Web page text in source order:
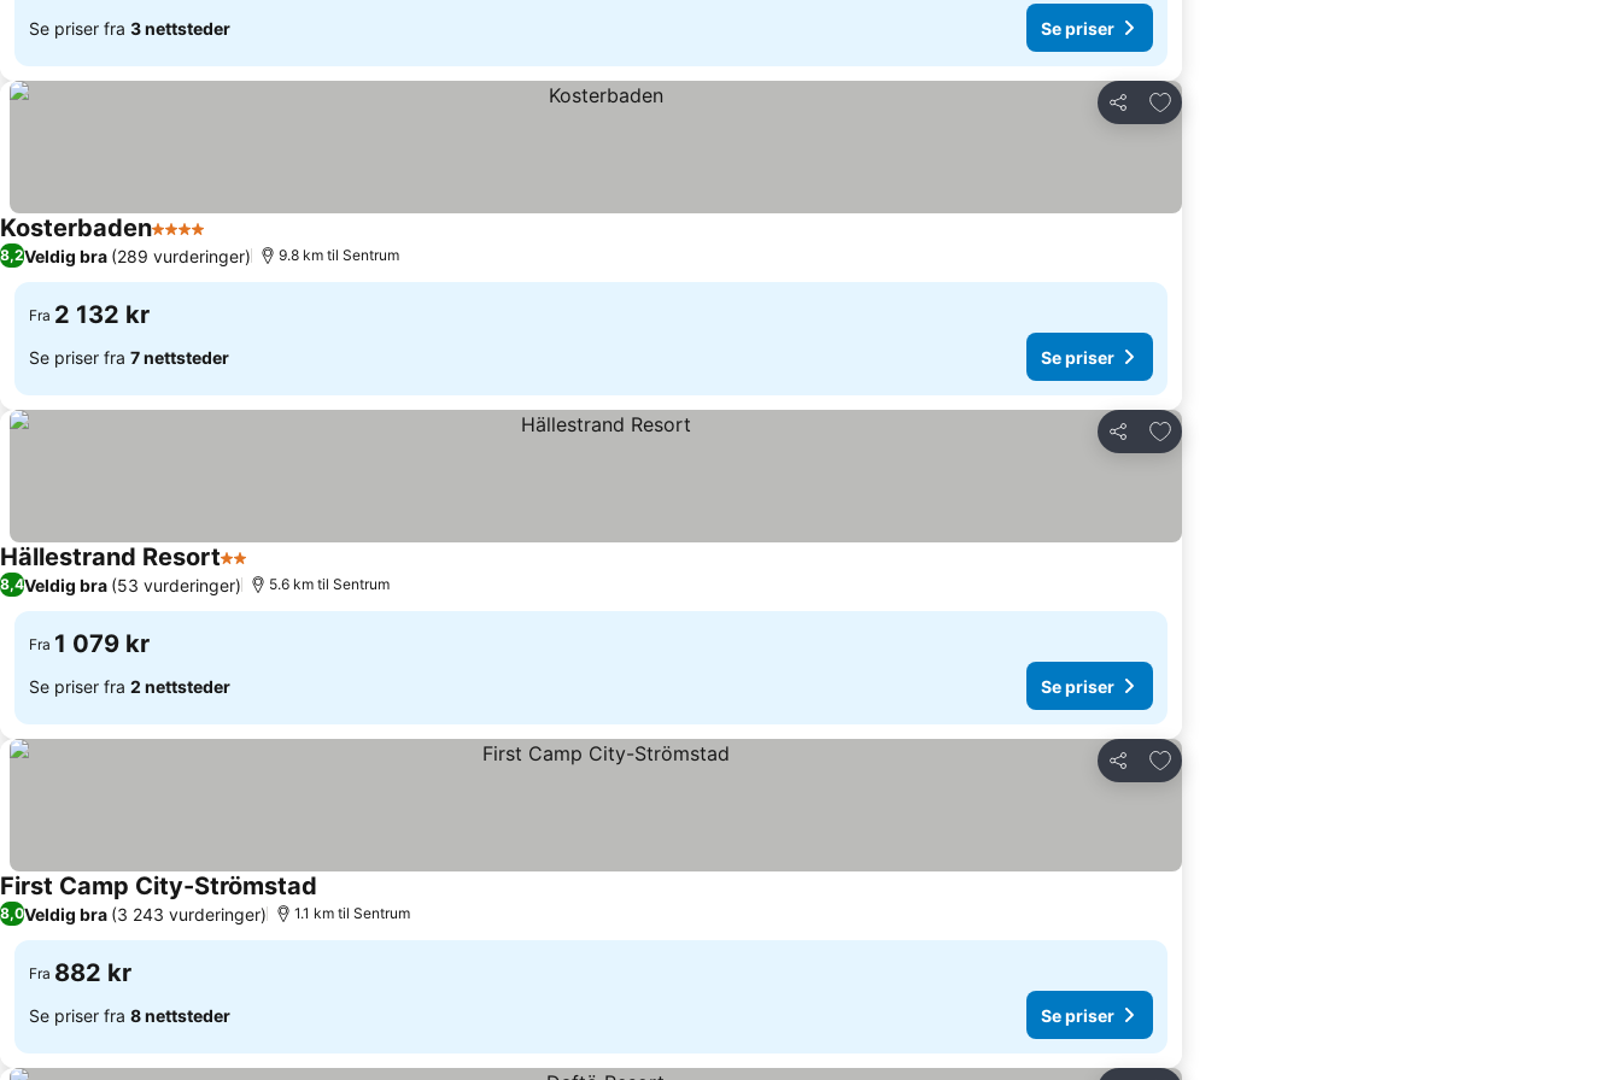
Se priser fra 3 nettsteder Se priser
Del
Legg til i favoritter
Kosterbaden4 Stjerner
8,2Veldig bra (289 vurderinger) 9.8 km til Sentrum
Fra 2 132 kr
Se priser fra 7 nettsteder Se priser
Del
Legg til i favoritter
Hällestrand Resort2 Stjerner
8,4Veldig bra (53 vurderinger) 5.6 km til Sentrum
Fra 1 079 kr
Se priser fra 2 nettsteder Se priser
Del
Legg til i favoritter
First Camp City-Strömstad
8,0Veldig bra (3 243 vurderinger) 1.1 km til Sentrum
Fra 882 kr
Se priser fra 8 nettsteder Se priser